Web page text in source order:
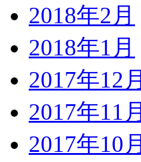
2018年2月
2018年1月
2017年12月
2017年11月
2017年10月